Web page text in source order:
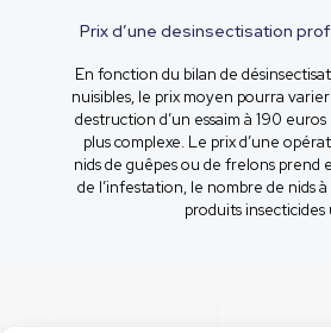
Prix d’une desinsectisation
En fonction du bilan de
nuisibles, le prix moyen pourra
destruction d’un essaim à 190
plus complexe. Le prix d’une
nids de guêpes ou de frelons prend
de l’infestation, le nombre de nids
produits insecticides